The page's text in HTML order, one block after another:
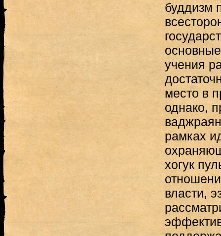
буддизм
учения
место в
однако,
рамках
хогук
власти,